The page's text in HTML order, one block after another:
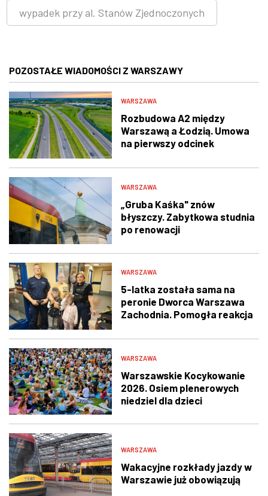
wypadek przy al. Stanów Zjednoczonych
POZOSTAŁE WIADOMOŚCI Z WARSZAWY
WARSZAWA
Rozbudowa A2 między
Warszawą a Łodzią. Umowa
na pierwszy odcinek
WARSZAWA
„Gruba Kaśka" znów
błyszczy. Zabytkowa studnia
po renowacji
WARSZAWA
5-latka została sama na
peronie Dworca Warszawa
Zachodnia. Pomogła reakcja
WARSZAWA
Warszawskie Kocykowanie
2026. Osiem plenerowych
niedziel dla dzieci
WARSZAWA
Wakacyjne rozkłady jazdy w
Warszawie już obowiązują